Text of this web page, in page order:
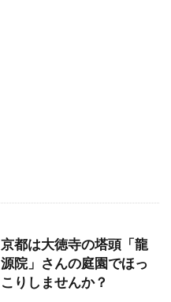
京都は大徳寺の塔頭「龍
源院」さんの庭園でほっ
こりしませんか？